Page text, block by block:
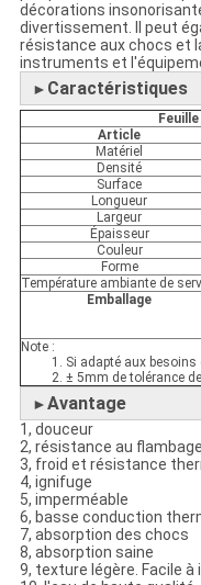
décorations
divertissement. Il peut
résistance aux chocs et
instruments et
► Caractéristiques
Article
Matériel
Densité
Surface
Longueur
Largeur
Épaisseur
Couleur
Forme
Température ambiante de
Emballage
Note :
1. Si adapté aux
2. ± 5mm de tolérance
►Avantage
1, douceur
2, résistance au flambage
3, froid et résistance
4, ignifuge
5, imperméable
6, basse conduction
7, absorption des chocs
8, absorption saine
9, texture légère. Facile à